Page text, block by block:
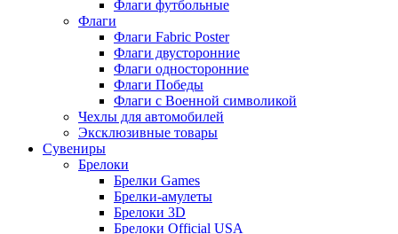
Флаги футбольные
Флаги
Флаги Fabric Poster
Флаги двусторонние
Флаги односторонние
Флаги Победы
Флаги с Военной символикой
Чехлы для автомобилей
Эксклюзивные товары
Сувениры
Брелоки
Брелки Games
Брелки-амулеты
Брелоки 3D
Брелоки Official USA